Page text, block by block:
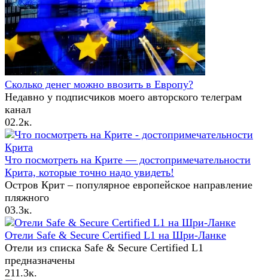
Сколько денег можно ввозить в Европу?
Недавно у подписчиков моего авторского телеграм
канал
02.2к.
Что посмотреть на Крите — достопримечательности
Крита, которые точно надо увидеть!
Остров Крит – популярное европейское направление
пляжного
03.3к.
Отели Safe & Secure Certified L1 на Шри-Ланке
Отели из списка Safe & Secure Certified L1
предназначены
211.3к.